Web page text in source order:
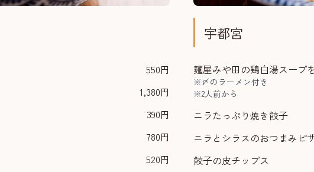
550円
1,380円
390円
780円
520円
宇都宮
麺屋みや田の鶏白湯スープ
※〆のラーメン付き
※2人前から
ニラたっぷり焼き餃子
ニラとシラスのおつまみピ
餃子の皮チップス